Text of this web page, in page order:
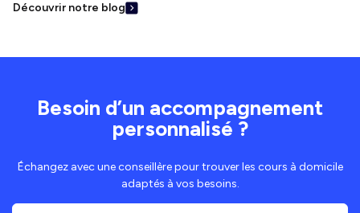
Découvrir notre blog
Besoin d’un accompagnement
personnalisé ?
Échangez avec une conseillère pour trouver les cours à domicile
adaptés à vos besoins.